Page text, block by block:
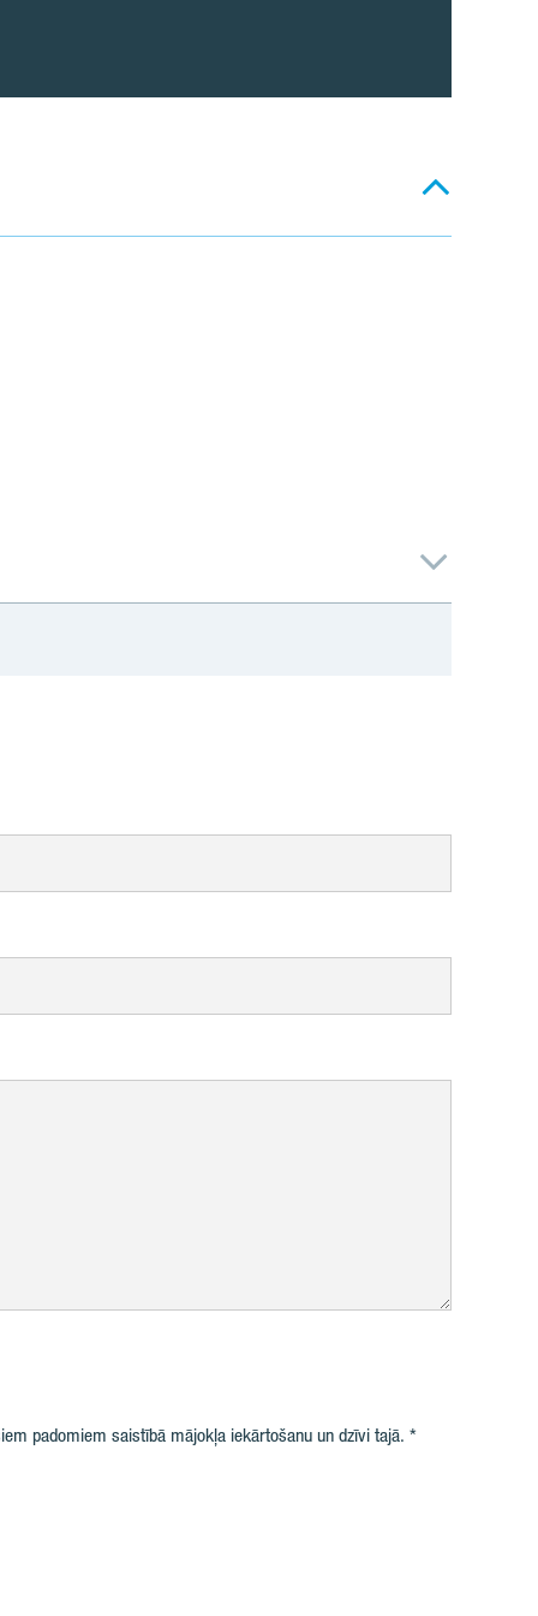
padomiem saistībā mājokļa iekārtošanu un dzīvi tajā.